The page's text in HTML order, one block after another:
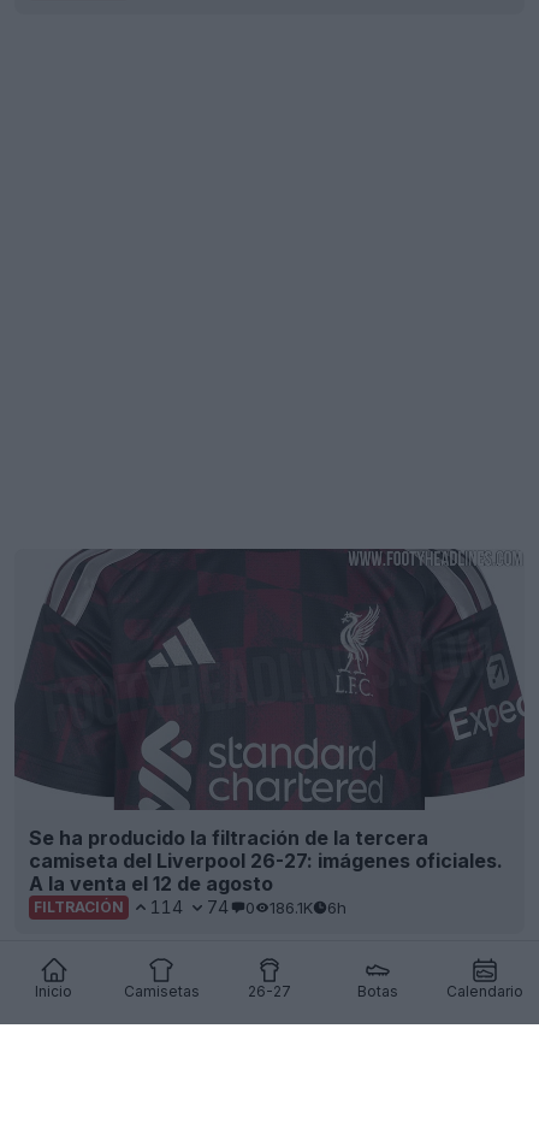
Inicio Camisetas 26-27 Botas Calendario
Se ha producido la filtración de la tercera
camiseta del Liverpool 26-27: imágenes oficiales.
A la venta el 12 de agosto
FILTRACIÓN 114 74 0 186.1K 6h